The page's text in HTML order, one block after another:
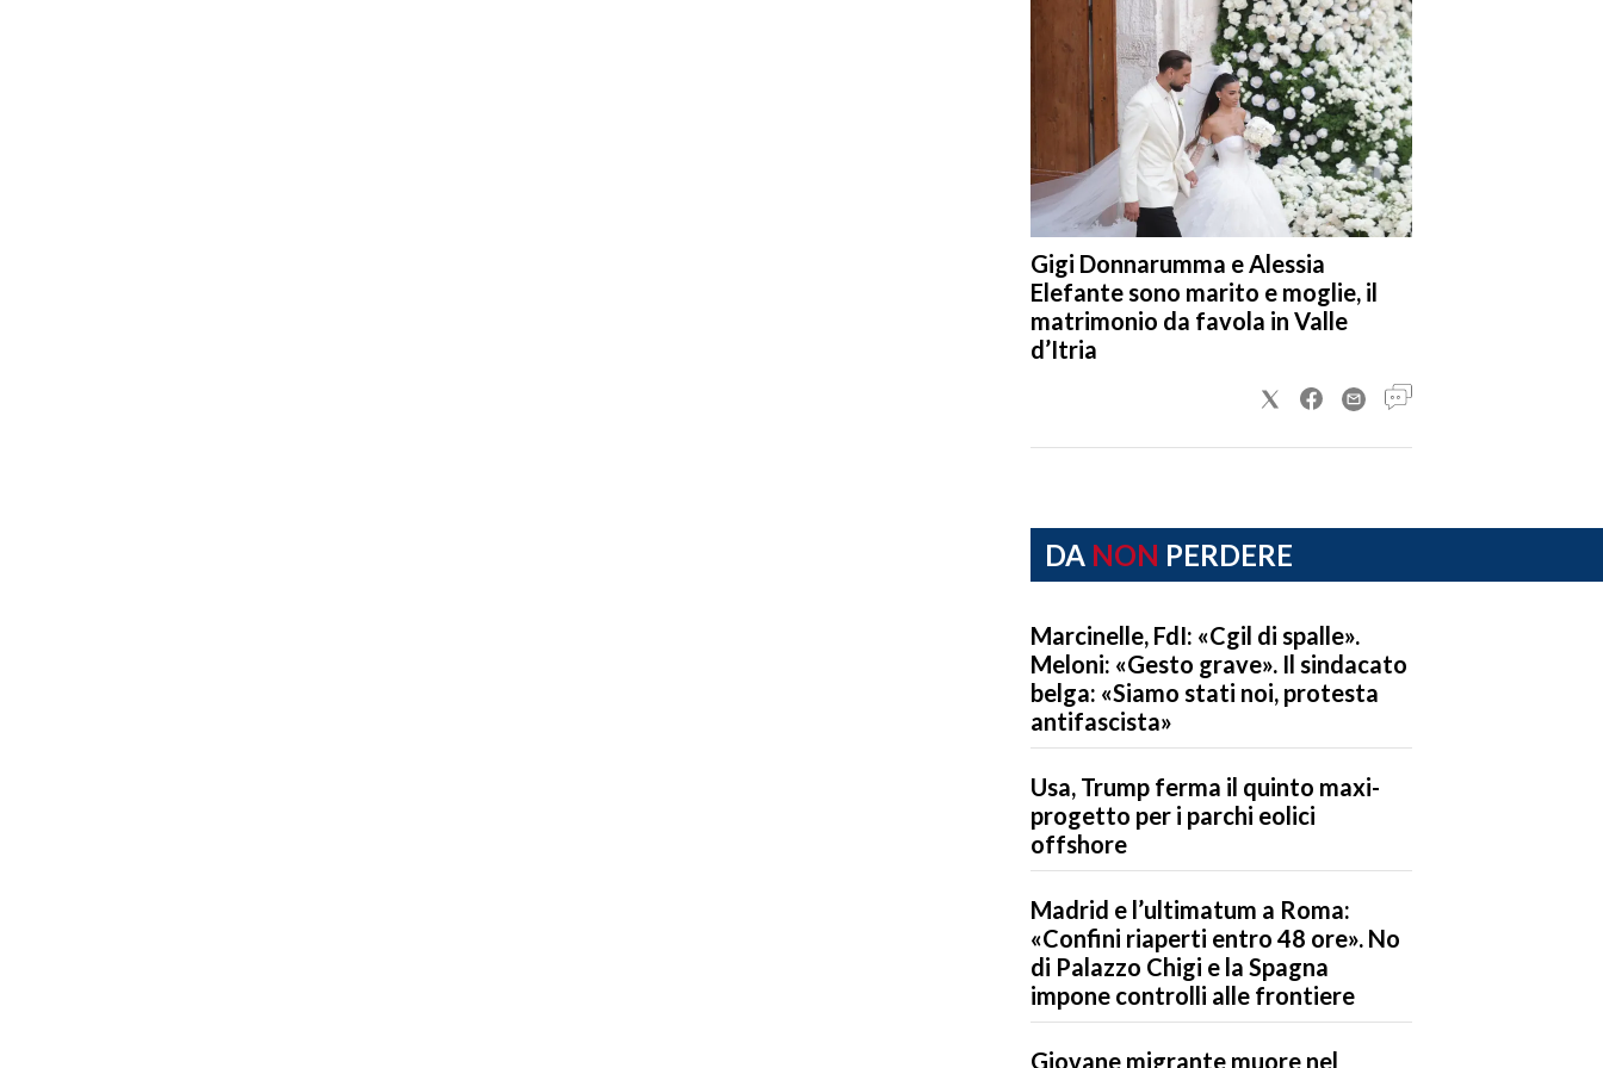
Gigi Donnarumma e Alessia
Elefante sono marito e moglie, il
matrimonio da favola in Valle
d’Itria
DA NON PERDERE
Marcinelle, FdI: «Cgil di spalle».
Meloni: «Gesto grave». Il sindacato
belga: «Siamo stati noi, protesta
antifascista»
Usa, Trump ferma il quinto maxi-
progetto per i parchi eolici
offshore
Madrid e l’ultimatum a Roma:
«Confini riaperti entro 48 ore». No
di Palazzo Chigi e la Spagna
impone controlli alle frontiere
Giovane migrante muore nel